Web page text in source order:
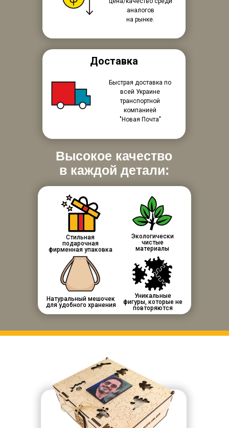
Высокое качество
в каждой детали:
аналогов
на рынке.
Быстрая доставка по
всей Украине
транспортной
компанией
"Новая Почта"
Экологически
чистые
материалы
Стильная
подарочная
фирменная упаковка
Уникальные
фигуры, которые не
повторяются
Натуральный мешочек
для удобного хранения
Доставка